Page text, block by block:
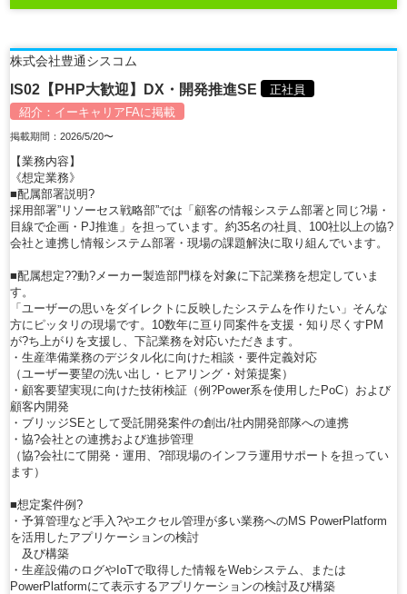
株式会社豊通シスコム
IS02【PHP大歓迎】DX・開発推進SE
正社員
紹介： イーキャリアFAに掲載
掲載期間：2026/5/20〜
【業務内容】
《想定業務》
■配属部署説明?
採用部署”リソーセス戦略部”では「顧客の情報システム部署と同じ?場・
目線で企画・PJ推進」を担っています。約35名の社員、100社以上の協?
会社と連携し情報システム部署・現場の課題解決に取り組んでいます。
■配属想定??動?メーカー製造部門様を対象に下記業務を想定していま
す。
「ユーザーの思いをダイレクトに反映したシステムを作りたい」そんな
方にピッタリの現場です。10数年に亘り同案件を支援・知り尽くすPM
が?ち上がりを支援し、下記業務を対応いただきます。
・生産準備業務のデジタル化に向けた相談・要件定義対応
（ユーザー要望の洗い出し・ヒアリング・対策提案）
・顧客要望実現に向けた技術検証（例?Power系を使用したPoC）および
顧客内開発
・ブリッジSEとして受託開発案件の創出/社内開発部隊への連携
・協?会社との連携および進捗管理
（協?会社にて開発・運用、?部現場のインフラ運用サポートを担ってい
ます）
■想定案件例?
・予算管理など手入?やエクセル管理が多い業務へのMS PowerPlatform
を活用したアプリケーションの検討
及び構築
・生産設備のログやIoTで取得した情報をWebシステム、または
PowerPlatformにて表示するアプリケーションの検討及び構築